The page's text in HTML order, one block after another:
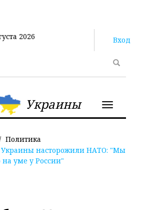
2026 Вход
Украины
Toggle
Политика
Украины насторожили НАТО: "Мы
на уме у России"